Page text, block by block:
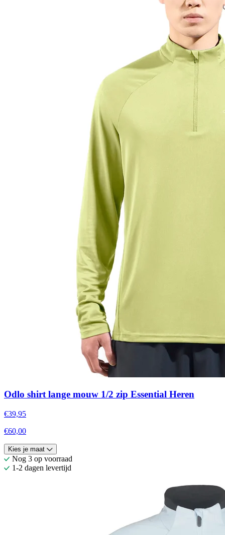
Odlo shirt lange mouw 1/2 zip Essential Heren
€39,95
€60,00
Kies je maat
Nog 3 op voorraad
1-2 dagen levertijd